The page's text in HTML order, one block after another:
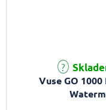
Vuse GO
Průměrné hodnocení